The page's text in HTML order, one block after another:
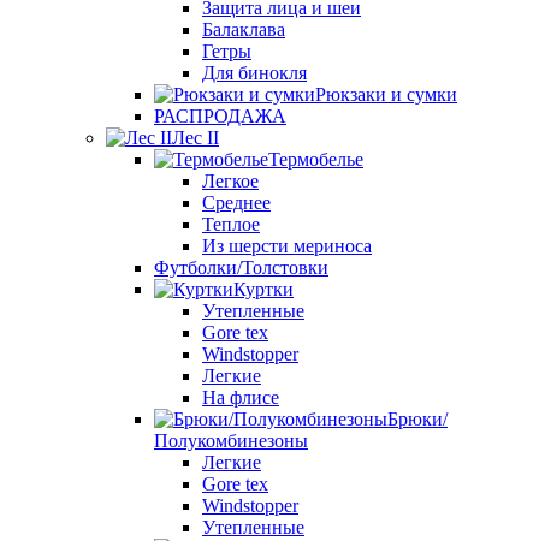
Защита лица и шеи
Балаклава
Гетры
Для бинокля
Рюкзаки и сумки
РАСПРОДАЖА
Лес II
Термобелье
Легкое
Среднее
Теплое
Из шерсти мериноса
Футболки/Толстовки
Куртки
Утепленные
Gore tex
Windstopper
Легкие
На флисе
Брюки/
Полукомбинезоны
Легкие
Gore tex
Windstopper
Утепленные